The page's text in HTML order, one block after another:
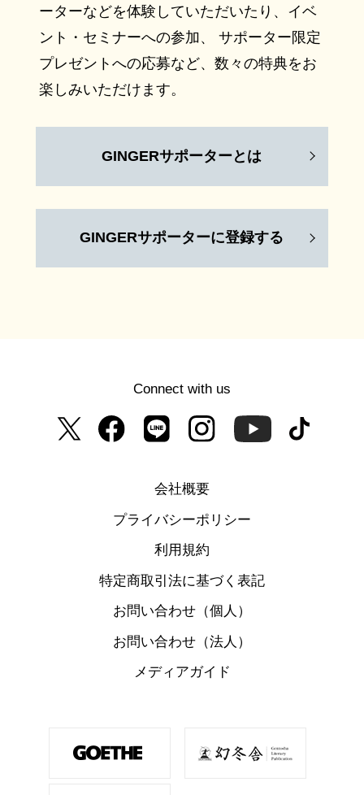
ーターなどを体験していただいたり、イベ
ント・セミナーへの参加、 サポーター限定
プレゼントへの応募など、数々の特典をお
楽しみいただけます。
GINGERサポーターとは
GINGERサポーターに登録する
Connect with us
会社概要
プライバシーポリシー
利用規約
特定商取引法に基づく表記
お問い合わせ（個人）
お問い合わせ（法人）
メディアガイド